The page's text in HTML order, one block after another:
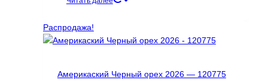
1033 ₽.
Распродажа!
Америкаский Черный орех 2026 — 120775